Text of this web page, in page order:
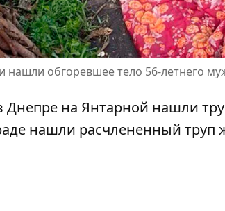
нашли обгоревшее тело 56-летнего
Днепре на Янтарной нашли
нашли расчлененный